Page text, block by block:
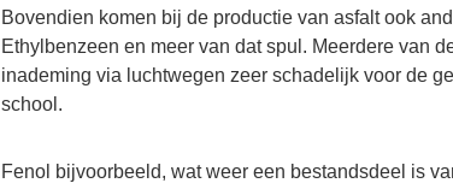
Bovendien komen bij de productie van asfalt ook
Ethylbenzeen en meer van dat spul. Meerdere van
inademing via luchtwegen zeer schadelijk voor de
school.
Fenol bijvoorbeeld, wat weer een bestandsdeel is